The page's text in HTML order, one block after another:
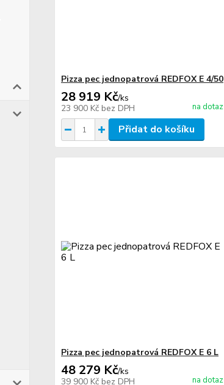
Pizza pec jednopatrová REDFOX E 4/50
28 919 Kč/ks
23 900 Kč bez DPH na dotaz
Přidat do košíku
Pizza pec jednopatrová REDFOX E 6 L
48 279 Kč/ks
39 900 Kč bez DPH na dotaz